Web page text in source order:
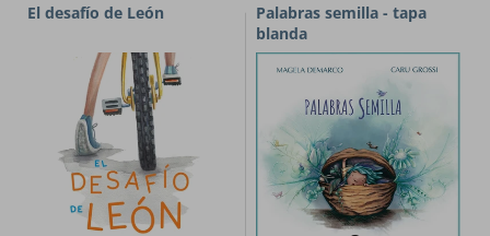
El desafío de León
Palabras semilla - tapa
blanda